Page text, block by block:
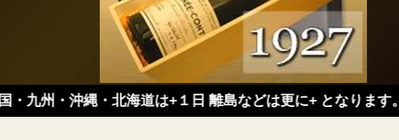
沖縄・北海道は+１日 離島などは更に+ となります。）